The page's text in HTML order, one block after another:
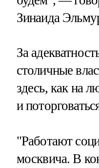
Зинаида
За
столичные
здесь, как на
и
"Работают
москвича. В